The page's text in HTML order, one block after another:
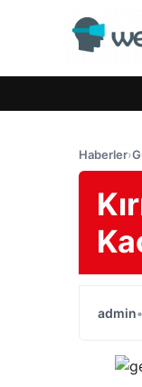
Haberler›
admin•